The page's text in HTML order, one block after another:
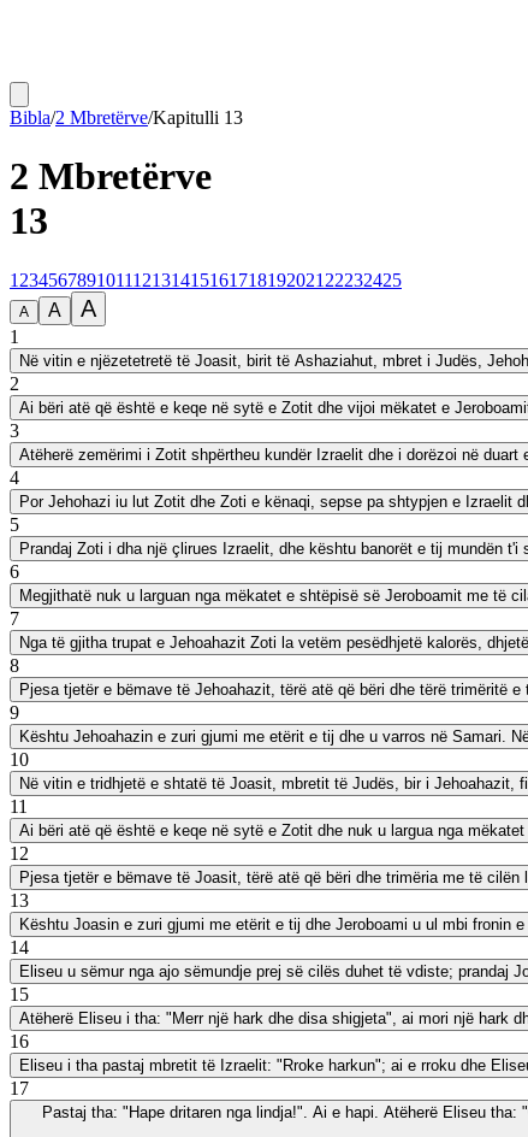
Bibla/2 Mbretërve/Kapitulli 13
2 Mbretërve
13
1 23456789101112131415161718192021 22232425
A A A
1
Në vitin e njëzetetretë të Joasit, birit të Ashaziahut, mbret i Judës,
2
Ai bëri atë që është e keqe në sytë e Zotit dhe vijoi mëkatet e
3
Atëherë zemërimi i Zotit shpërtheu kundër Izraelit dhe i dorëzoi në
4
Por Jehohazi iu lut Zotit dhe Zoti e kënaqi, sepse pa shtypjen e Izraelit
5
Prandaj Zoti i dha një çlirues Izraelit, dhe kështu banorët e tij mundën
6
Megjithatë nuk u larguan nga mëkatet e shtëpisë së Jeroboamit me të
7
Nga të gjitha trupat e Jehoahazit Zoti la vetëm pesëdhjetë kalorës,
8
Pjesa tjetër e bëmave të Jehoahazit, tërë atë që bëri dhe tërë trimëritë
9
Kështu Jehoahazin e zuri gjumi me etërit e tij dhe u varros në Samari.
10
Në vitin e tridhjetë e shtatë të Joasit, mbretit të Judës, bir i Jehoahazit,
11
Ai bëri atë që është e keqe në sytë e Zotit dhe nuk u largua nga
12
Pjesa tjetër e bëmave të Joasit, tërë atë që bëri dhe trimëria me të
13
Kështu Joasin e zuri gjumi me etërit e tij dhe Jeroboami u ul mbi fronin
14
Eliseu u sëmur nga ajo sëmundje prej së cilës duhet të vdiste; prandaj
15
Atëherë Eliseu i tha: "Merr një hark dhe disa shigjeta", ai mori një hark
16
Eliseu i tha pastaj mbretit të Izraelit: "Rroke harkun"; ai e rroku dhe
17
Pastaj tha: "Hape dritaren nga lindja!". Ai e hapi. Atëherë Eliseu